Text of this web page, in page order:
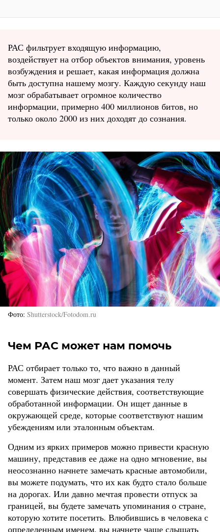
РАС фильтрует входящую информацию,
воздействует на отбор объектов внимания, уровень
возбуждения и решает, какая информация должна
быть доступна нашему мозгу. Каждую секунду наш
мозг обрабатывает огромное количество
информации, примерно 400 миллионов битов, но
только около 2000 из них доходят до сознания.
Фото Shutterstock/Fotodom.ru
Чем РАС может нам помочь
РАС отбирает только то, что важно в данный
момент. Затем наш мозг дает указания телу
совершать физические действия, соответствующие
обработанной информации. Он ищет данные в
окружающей среде, которые соответствуют нашим
убеждениям или эталонным объектам.
Одним из ярких примеров можно привести красную
машину, представив ее даже на одно мгновение, вы
неосознанно начнете замечать красные автомобили,
вы можете подумать, что их как будто стало больше
на дорогах. Или давно мечтая провести отпуск за
границей, вы будете замечать упоминания о стране,
которую хотите посетить. Влюбившись в человека с
определенным именем, вы начнете чаще слышать